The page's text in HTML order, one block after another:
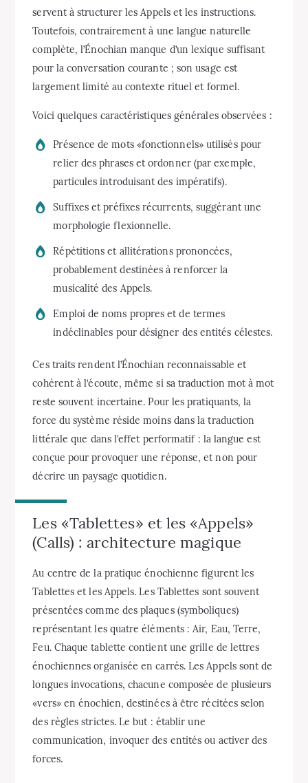
servent à structurer les Appels et les instructions.
Toutefois, contrairement à une langue naturelle
complète, l’Énochian manque d’un lexique suffisant
pour la conversation courante ; son usage est
largement limité au contexte rituel et formel.
Voici quelques caractéristiques générales observées :
Présence de mots «fonctionnels» utilisés pour
relier des phrases et ordonner (par exemple,
particules introduisant des impératifs).
Suffixes et préfixes récurrents, suggérant une
morphologie flexionnelle.
Répétitions et allitérations prononcées,
probablement destinées à renforcer la
musicalité des Appels.
Emploi de noms propres et de termes
indéclinables pour désigner des entités célestes.
Ces traits rendent l’Énochian reconnaissable et
cohérent à l’écoute, même si sa traduction mot à mot
reste souvent incertaine. Pour les pratiquants, la
force du système réside moins dans la traduction
littérale que dans l’effet performatif : la langue est
conçue pour provoquer une réponse, et non pour
décrire un paysage quotidien.
Les «Tablettes» et les «Appels»
(Calls) : architecture magique
Au centre de la pratique énochienne figurent les
Tablettes et les Appels. Les Tablettes sont souvent
présentées comme des plaques (symboliques)
représentant les quatre éléments : Air, Eau, Terre,
Feu. Chaque tablette contient une grille de lettres
énochiennes organisée en carrés. Les Appels sont de
longues invocations, chacune composée de plusieurs
«vers» en énochien, destinées à être récitées selon
des règles strictes. Le but : établir une
communication, invoquer des entités ou activer des
forces.